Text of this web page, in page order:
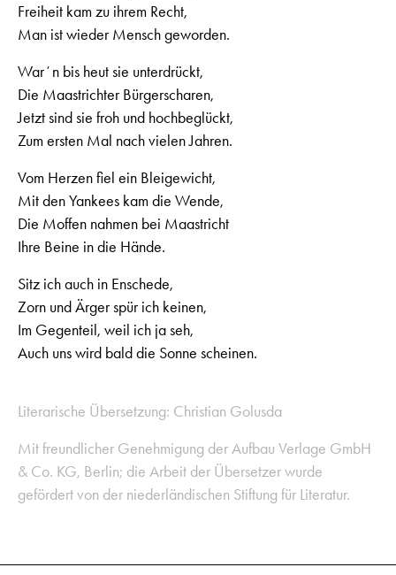
Freiheit kam zu ihrem Recht,
Man ist wieder Mensch geworden.
Warʼn bis heut sie unterdrückt,
Die Maastrichter Bürgerscharen,
Jetzt sind sie froh und hochbeglückt,
Zum ersten Mal nach vielen Jahren.
Vom Herzen fiel ein Bleigewicht,
Mit den Yankees kam die Wende,
Die Moffen nahmen bei Maastricht
Ihre Beine in die Hände.
Sitz ich auch in Enschede,
Zorn und Ärger spür ich keinen,
Im Gegenteil, weil ich ja seh,
Auch uns wird bald die Sonne scheinen.
Literarische Übersetzung: Christian Golusda
Mit freundlicher Genehmigung der Aufbau Verlage GmbH
& Co. KG, Berlin; die Arbeit der Übersetzer wurde
gefördert von der niederländischen Stiftung für Literatur.